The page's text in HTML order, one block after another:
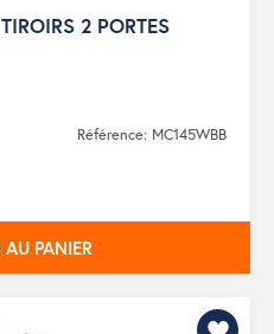
2 PORTES
Référence: MC145WBB
PANIER